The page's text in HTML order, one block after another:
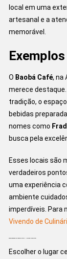
local em uma
artesanal e a
memorável.
O Baobá Café, na
merece
tradição, o
bebidas
nomes como
busca pela
Esses locais são
verdadeiros
uma experiência
ambiente
imperdíveis. Para
Vivendo de
Escolher o lugar